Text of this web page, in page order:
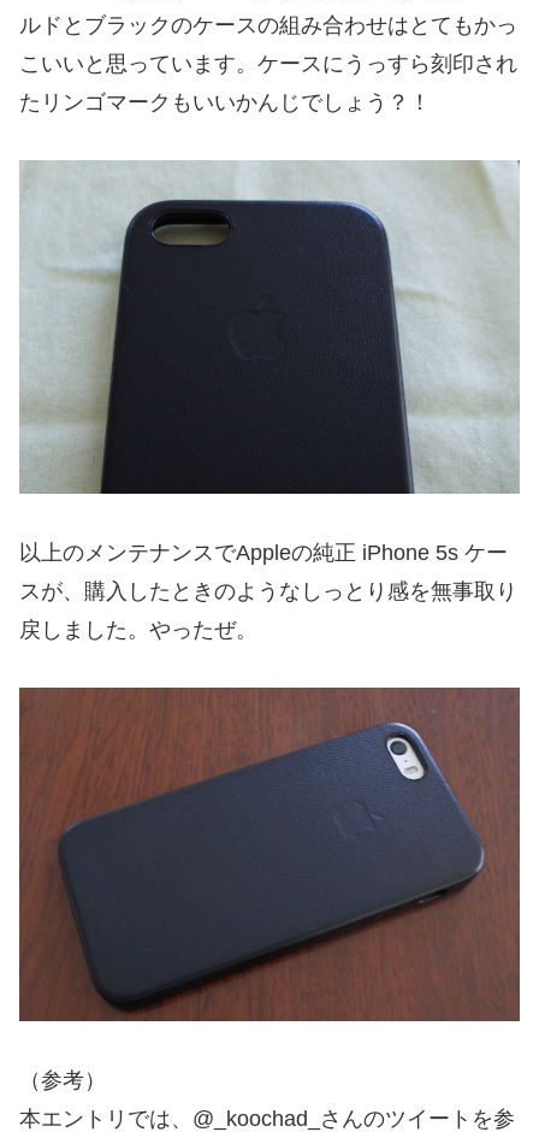
ルドとブラックのケースの組み合わせはとてもかっ
こいいと思っています。ケースにうっすら刻印され
たリンゴマークもいいかんじでしょう？！
以上のメンテナンスでAppleの純正 iPhone 5s ケー
スが、購入したときのようなしっとり感を無事取り
戻しました。やったぜ。
（参考）
本エントリでは、@_koochad_さんのツイートを参